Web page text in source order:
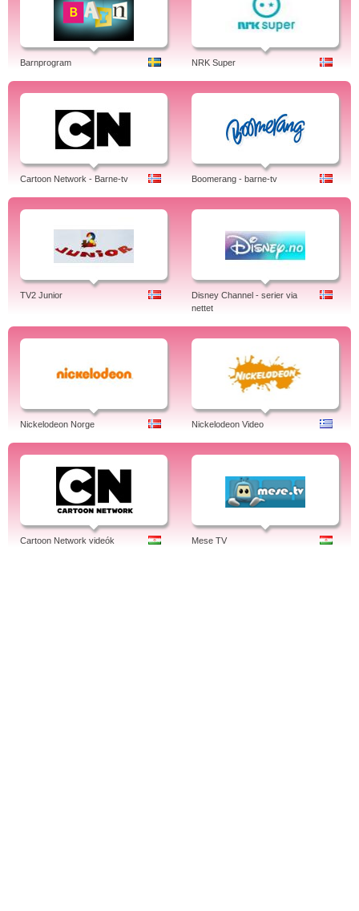
Barnprogram NRK Super
Cartoon Network - Barne-tv Boomerang - barne-tv
TV2 Junior
Disney Channel - serier via
nettet
Nickelodeon Norge Nickelodeon Video
Cartoon Network videók Mese TV